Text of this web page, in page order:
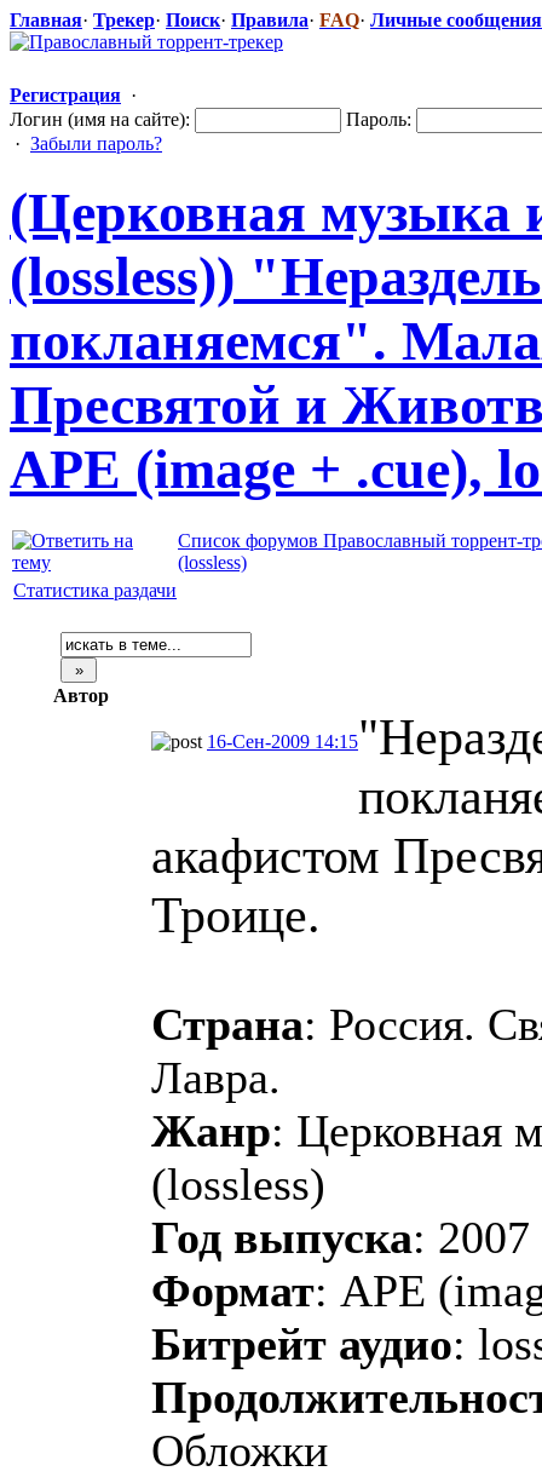
Главная· Трекер· Поиск· Правила· FAQ· Личные сообщения
Регистрация ·
Логин (имя на сайте):
Пароль:
· Забыли пароль?
(Церковная музыка
(lossless)) "Неразде
покланяемся".
Пресвятой и
APE (image + .cue),
Список форумов Православный торрент-
(lossless)
Статистика раздачи
Автор
16-Сен-2009 14:15
акафистом
Троице.
Страна: Россия.
Лавра.
Жанр: Церковная
(lossless)
Год выпуска: 2007
Формат: APE
Битрейт аудио:
Обложки